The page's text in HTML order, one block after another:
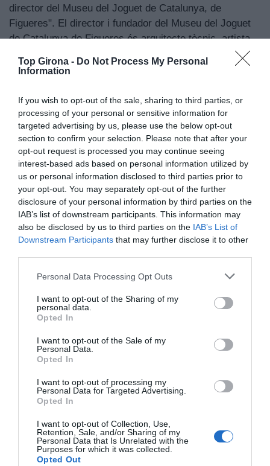
Top Girona - Do Not Process My Personal
Information
If you wish to opt-out of the sale, sharing to third parties, or
processing of your personal or sensitive information for
targeted advertising by us, please use the below opt-out
section to confirm your selection. Please note that after your
opt-out request is processed you may continue seeing
interest-based ads based on personal information utilized by
us or personal information disclosed to third parties prior to
your opt-out. You may separately opt-out of the further
disclosure of your personal information by third parties on the
IAB’s list of downstream participants. This information may
also be disclosed by us to third parties on the IAB’s List of
Downstream Participants that may further disclose it to other
Personal Data Processing Opt Outs
I want to opt-out of the Sharing of my
personal data.
Opted In
I want to opt-out of the Sale of my
Personal Data.
Opted In
I want to opt-out of processing my
Personal Data for Targeted Advertising.
Opted In
I want to opt-out of Collection, Use,
Retention, Sale, and/or Sharing of my
Personal Data that Is Unrelated with the
Purposes for which it was collected.
Opted Out
SUBSCRIU-TE
director del Museu del Joguet de Catalunya, de
Figueres". El director i fundador del Museu del Joguet
de Catalunya de Figueres és arquitecte tècnic, artista,
col·leccionista i museòleg. El museu el va obrir el 1982
gràcies a la col·laboració de Lluís Duran Simón i no
Joguina de Catalunya, a la qual ell i la seva dona, Pilar
Casademont van donar la seva col·lecció de jocs i
joguines.
AfegeixTop Girona com a font preferida de
Google de forma gratuïta.
Estigues informat amb les últimes notícies d'actualitat
ACTIVAR ARA
Museu del juguet de catalunya
Figueres cultura